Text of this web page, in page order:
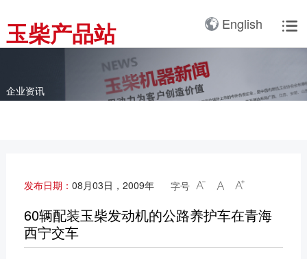
玉柴产品站 
English
产品与解决方案
卡车动力
工程机械动力
新能源动力
工业动力
发电系统
产品3D展厅
全球服务支持
服务理念
玉柴已在全球拥有完善服
全球服务网络
海外服务网络
服务理念
服务理念与服务承诺
服务政策
我们的公司
研发实力
司始建于1951年，是一
家以动力系统为圆心、实
施同心多元化发展的国有
大型企业集团。公司旗下
企业资讯
发布日期： 08月03日，2009年 字号   
60辆配装玉柴发动机的公路养护车在青海
西宁交车